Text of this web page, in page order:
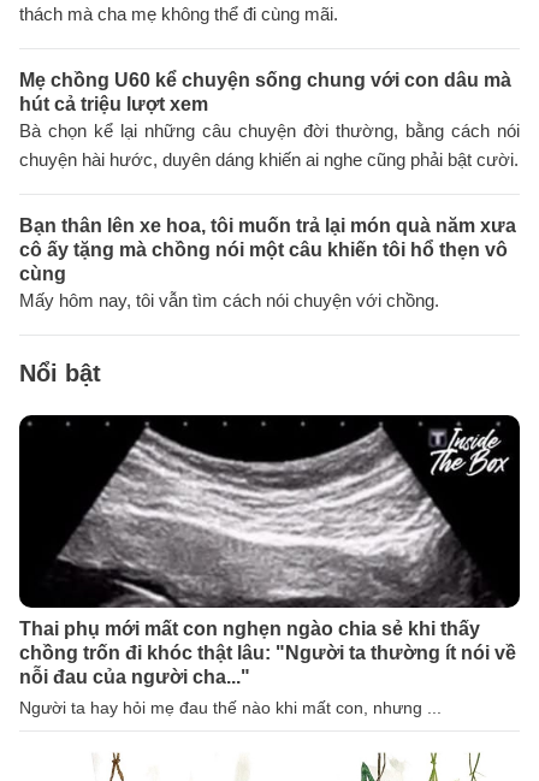
thách mà cha mẹ không thể đi cùng mãi.
Mẹ chồng U60 kể chuyện sống chung với con dâu mà
hút cả triệu lượt xem
Bà chọn kể lại những câu chuyện đời thường, bằng cách nói
chuyện hài hước, duyên dáng khiến ai nghe cũng phải bật cười.
Bạn thân lên xe hoa, tôi muốn trả lại món quà năm xưa
cô ấy tặng mà chồng nói một câu khiến tôi hổ thẹn vô
cùng
Mấy hôm nay, tôi vẫn tìm cách nói chuyện với chồng.
Nổi bật
Thai phụ mới mất con nghẹn ngào chia sẻ khi thấy
chồng trốn đi khóc thật lâu: "Người ta thường ít nói về
nỗi đau của người cha..."
Người ta hay hỏi mẹ đau thế nào khi mất con, nhưng ...